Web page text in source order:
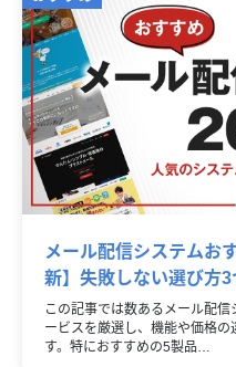
メール配信システムお
新】失敗しない選び方
この記事では数あるメール配
ービスを厳選し、機能や価格
す。特におすすめの5製品…